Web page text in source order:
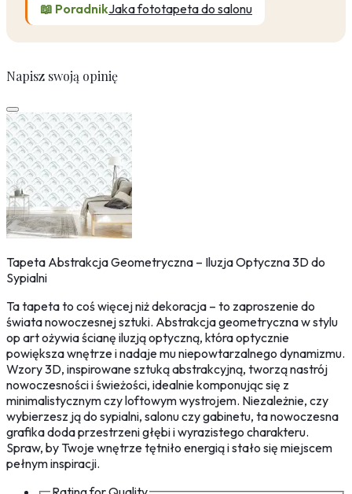
📖 PoradnikJaka fototapeta do salonu
Napisz swoją opinię
Tapeta Abstrakcja Geometryczna – Iluzja Optyczna 3D do
Sypialni
Ta tapeta to coś więcej niż dekoracja – to zaproszenie do
świata nowoczesnej sztuki. Abstrakcja geometryczna w stylu
op art ożywia ścianę iluzją optyczną, która optycznie
powiększa wnętrze i nadaje mu niepowtarzalnego dynamizmu.
Wzory 3D, inspirowane sztuką abstrakcyjną, tworzą nastrój
nowoczesności i świeżości, idealnie komponując się z
minimalistycznym czy loftowym wystrojem. Niezależnie, czy
wybierzesz ją do sypialni, salonu czy gabinetu, ta nowoczesna
grafika doda przestrzeni głębi i wyrazistego charakteru.
Spraw, by Twoje wnętrze tętniło energią i stało się miejscem
pełnym inspiracji.